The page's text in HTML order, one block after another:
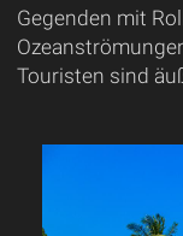
Gegenden mit
Touristen sind